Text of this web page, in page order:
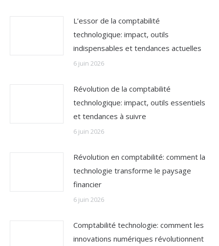
L’essor de la comptabilité
technologique: impact, outils
indispensables et tendances actuelles
6 juin 2026
Révolution de la comptabilité
technologique: impact, outils essentiels
et tendances à suivre
6 juin 2026
Révolution en comptabilité: comment la
technologie transforme le paysage
financier
6 juin 2026
Comptabilité technologie: comment les
innovations numériques révolutionnent